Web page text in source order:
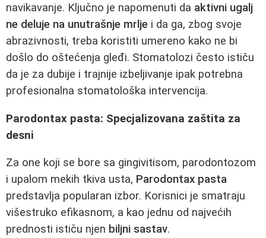
navikavanje. Ključno je napomenuti da aktivni ugalj
ne deluje na unutrašnje mrlje i da ga, zbog svoje
abrazivnosti, treba koristiti umereno kako ne bi
došlo do oštećenja gleđi. Stomatolozi često ističu
da je za dubije i trajnije izbeljivanje ipak potrebna
profesionalna stomatološka intervencija.
Parodontax pasta: Specjalizovana zaštita za
desni
Za one koji se bore sa gingivitisom, parodontozom
i upalom mekih tkiva usta, Parodontax pasta
predstavlja popularan izbor. Korisnici je smatraju
višestruko efikasnom, a kao jednu od najvećih
prednosti ističu njen biljni sastav.